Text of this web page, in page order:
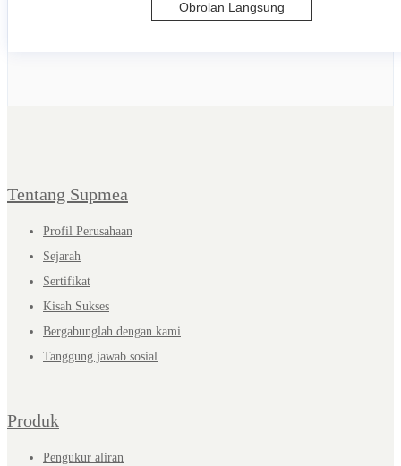
Obrolan Langsung
Tentang Supmea
Profil Perusahaan
Sejarah
Sertifikat
Kisah Sukses
Bergabunglah dengan kami
Tanggung jawab sosial
Produk
Pengukur aliran